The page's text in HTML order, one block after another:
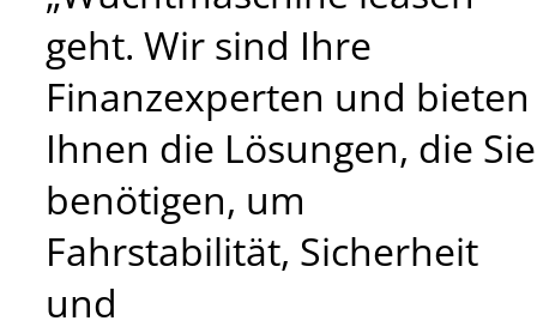
geht. Wir sind Ihre
Finanzexperten und bieten
Ihnen die Lösungen, die Sie
benötigen, um
Fahrstabilität, Sicherheit
und